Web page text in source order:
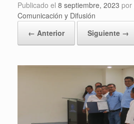
Publicado el 8 septiembre, 2023 por
Comunicación y Difusión
← Anterior
Siguiente →